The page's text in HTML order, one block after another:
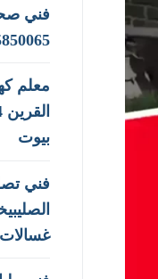
فني
55850065 فني
معلم
بيوت
فني